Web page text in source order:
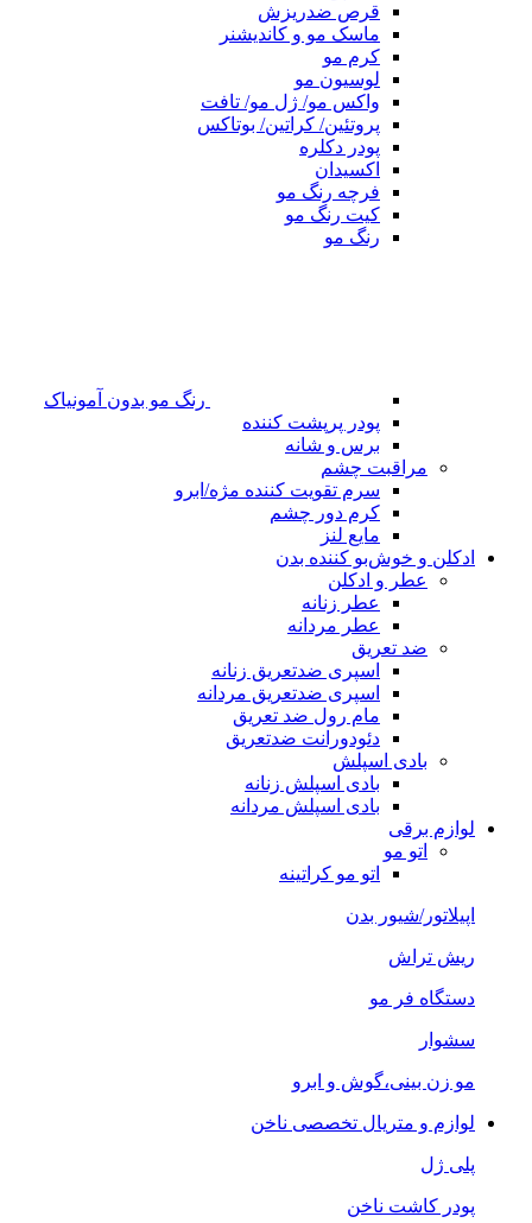
قرص ضدریزش
ماسک مو و کاندیشنر
کرم مو
لوسیون مو
واکس مو/ ژل مو/ تافت
پروتئین/ کراتین/ بوتاکس
پودر دکلره
اکسیدان
فرچه رنگ مو
کیت رنگ مو
رنگ مو
رنگ مو بدون آمونیاک
پودر پرپشت کننده
برس و شانه
مراقبت چشم
سرم تقویت کننده مژه/ابرو
کرم دور چشم
مایع لنز
ادکلن و خوش‌بو کننده بدن
عطر و ادکلن
عطر زنانه
عطر مردانه
ضد تعریق
اسپری ضدتعریق زنانه
اسپری ضدتعریق مردانه
مام رول ضد تعریق
دئودورانت ضدتعریق
بادی اسپلش
بادی اسپلش زنانه
بادی اسپلش مردانه
لوازم برقی
اتو مو
اتو مو کراتینه
اپیلاتور/شیور بدن
ریش تراش
دستگاه فر مو
سشوار
مو زن بینی،گوش و ابرو
لوازم و متریال تخصصی ناخن
پلی ژل
پودر کاشت ناخن